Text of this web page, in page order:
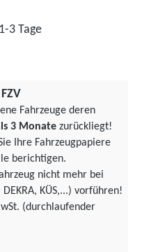
3 Tage
Fahrzeuge deren
3 Monate zurückliegt!
Ihre Fahrzeugpapiere
berichtigen.
nicht mehr bei
KÜS,...) vorführen!
(durchlaufender